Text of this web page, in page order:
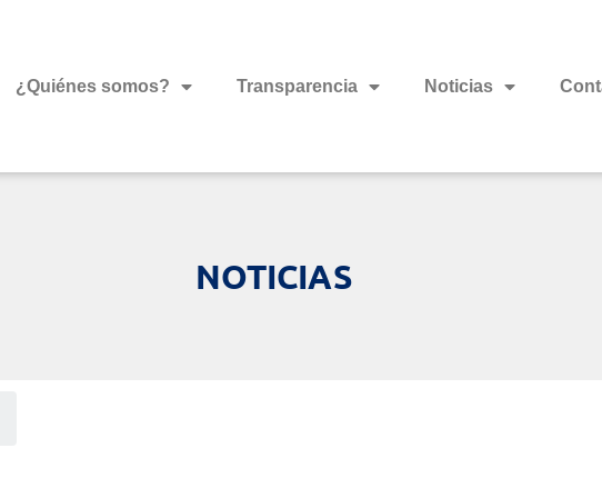
¿Quiénes somos? Transparencia Noticias
NOTICIAS